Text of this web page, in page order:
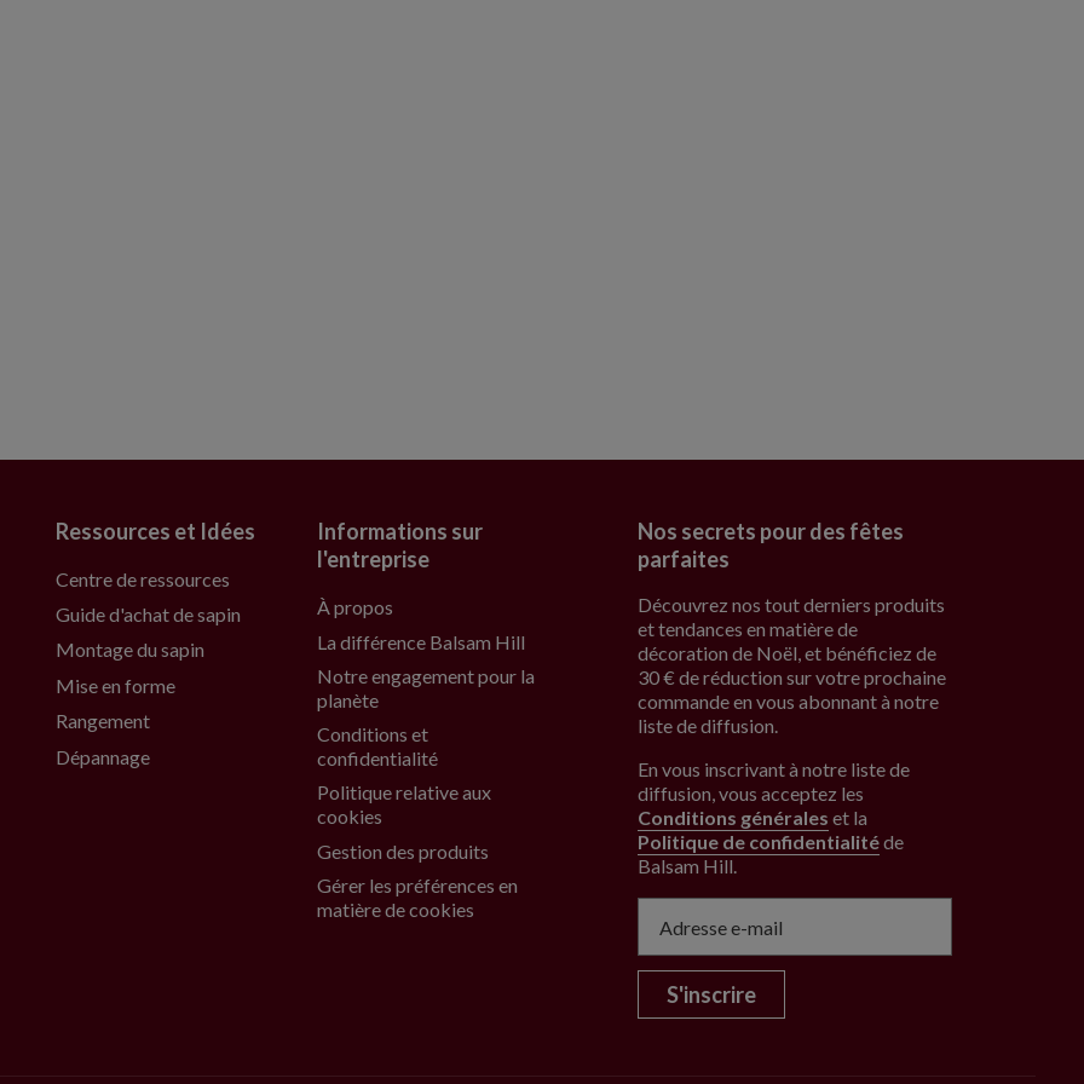
Ressources et Idées
Centre de ressources
Guide d'achat de sapin
Montage du sapin
Mise en forme
Rangement
Dépannage
Informations sur
l'entreprise
À propos
La différence Balsam Hill
Notre engagement pour la
planète
Conditions et
confidentialité
Politique relative aux
cookies
Gestion des produits
Gérer les préférences en
matière de cookies
Nos secrets pour des fêtes
parfaites
Découvrez nos tout derniers produits
et tendances en matière de
décoration de Noël, et bénéficiez de
30 € de réduction sur votre prochaine
commande en vous abonnant à notre
liste de diffusion.
En vous inscrivant à notre liste de
diffusion, vous acceptez les
Conditions générales et la
Politique de confidentialitéde
Balsam Hill.
S'inscrire